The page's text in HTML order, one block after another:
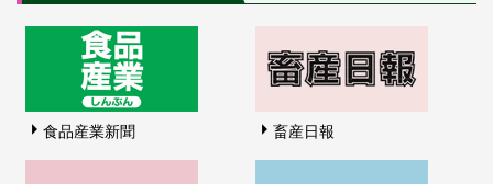
食品産業新聞 畜産日報